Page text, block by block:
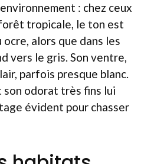
: chez ceux
tropicale, le ton est
alors que dans les
vers le gris. Son ventre,
parfois presque blanc.
son odorat très fins lui
évident pour chasser